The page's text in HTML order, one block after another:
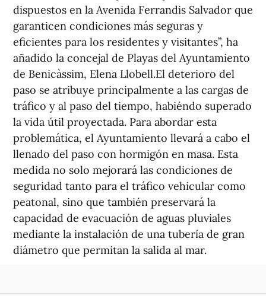
dispuestos en la Avenida Ferrandis Salvador que
garanticen condiciones más seguras y
eficientes para los residentes y visitantes”, ha
añadido la concejal de Playas del Ayuntamiento
de Benicàssim, Elena Llobell.El deterioro del
paso se atribuye principalmente a las cargas de
tráfico y al paso del tiempo, habiéndo superado
la vida útil proyectada. Para abordar esta
problemática, el Ayuntamiento llevará a cabo el
llenado del paso con hormigón en masa. Esta
medida no solo mejorará las condiciones de
seguridad tanto para el tráfico vehicular como
peatonal, sino que también preservará la
capacidad de evacuación de aguas pluviales
mediante la instalación de una tubería de gran
diámetro que permitan la salida al mar.